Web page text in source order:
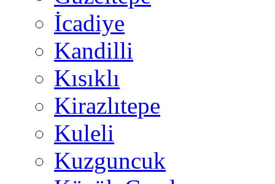
İcadiye
Kandilli
Kısıklı
Kirazlıtepe
Kuleli
Kuzguncuk